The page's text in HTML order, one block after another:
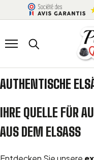
Aller au contenu
Ouvrir le menuRechercher un
AUTHENTISCHE
IHRE QUELLE FÜR
AUS DEM ELSASS